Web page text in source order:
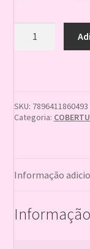
GOTAS
1,010KG
SUPREME
SKU: 7896411860493
Categoria:
Informação